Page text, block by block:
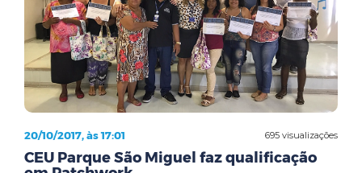
695 visualizações
20/10/2017, às 17:01
CEU Parque São Miguel faz qualificação